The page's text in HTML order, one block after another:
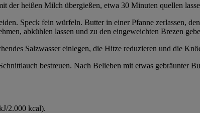
der heißen Milch übergießen, etwa 30 Minuten quellen
Speck fein würfeln. Butter in einer Pfanne zerlassen,
abkühlen lassen und zu den eingeweichten Brezen
Salzwasser einlegen, die Hitze reduzieren und die
bestreuen. Nach Belieben mit etwas gebräunter
2.000 kcal).